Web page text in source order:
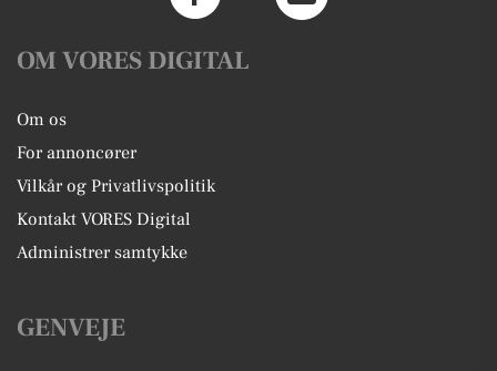
OM VORES DIGITAL
Om os
For annoncører
Vilkår og Privatlivspolitik
Kontakt VORES Digital
Administrer samtykke
GENVEJE